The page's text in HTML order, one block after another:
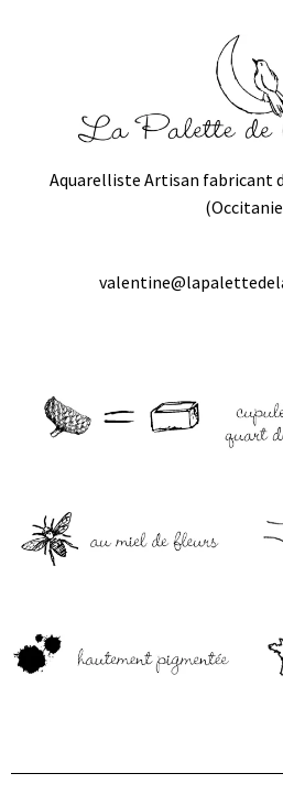
Aquarelliste Artisan fabricant